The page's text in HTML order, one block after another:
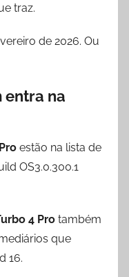
traz.
de 2026. Ou
entra na
estão na lista de
OS3.0.300.1
4 Pro também
que
16.